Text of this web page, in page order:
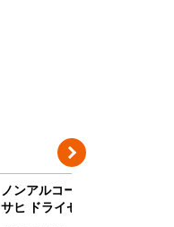
ノンアルコールビール ア
サヒ ドライゼロ 350ml 24